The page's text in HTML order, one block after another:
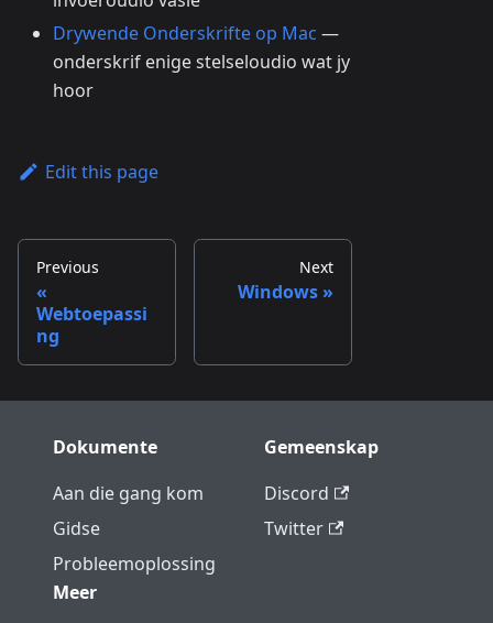
Drywende Onderskrifte op Mac —
onderskrif enige stelseloudio wat jy
hoor
Edit this page
Previous
Webtoepassi
ng
Next
Windows
Dokumente
Aan die gang kom
Gidse
Probleemoplossing
Gemeenskap
Discord
Twitter
Meer